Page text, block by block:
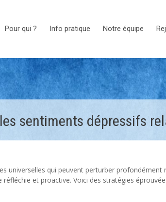
Pour qui ? Info pratique Notre équipe
sentiments dépressifs
universelles qui peuvent perturber profondément
et proactive. Voici des stratégies